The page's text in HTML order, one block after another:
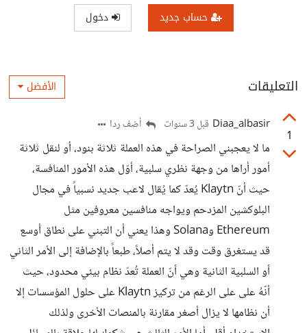
حساب جديد دخول
التعليقات الأفضل
1
Diaa_albasir قبل 3 سنوات أضف ردا
ما لا يعجبني الصراحة في هذه العملة ثلاثة بنود، أو لنقل ثلاثة
أمور أراها من وجهة نظري سلبية، أوّل هذه الأمور المنافسة،
حيث أنّ Klaytn يُعدّ كما يُقال لاعب جديد نسبياً في مجال
البلوكشين المزدحم ويواجه منافسين معروفين مثل
Ethereum وSolana وهذا يعني أن التبني على نطاق أوسع
قد يستغرق وقت وقد لا يتم أصلاً، طبعاً بالإضافة إلى الأمر الثاني
أو السلبية الثانية وهي أنّ العملة تُعدّ نظام بيئي محدود، حيث
أنّهُ على على الرغم من تركيز Klaytn على حلول المؤسسات إلا
أن نظامها لا يزال أصغر مقارنة بالمنصات الأخرى ولذلك